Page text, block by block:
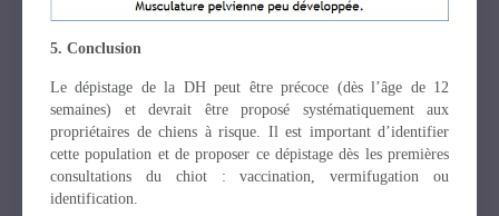
5. Conclusion
Le dépistage de la DH peut être précoce (dès l’âge de 12
semaines) et devrait être proposé systématiquement aux
propriétaires de chiens à risque. Il est important d’identifier
cette population et de proposer ce dépistage dès les premières
consultations du chiot : vaccination, vermifugation ou
identification.